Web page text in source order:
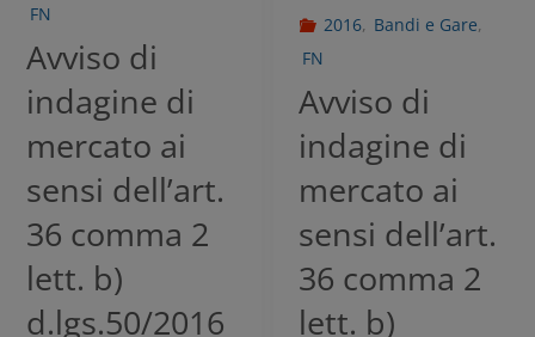
FN
Avviso di
indagine di
mercato ai
sensi dell’art.
36 comma 2
lett. b)
d.lgs.50/2016
2016, Bandi e Gare,
FN
Avviso di
indagine di
mercato ai
sensi dell’art.
36 comma 2
lett. b)